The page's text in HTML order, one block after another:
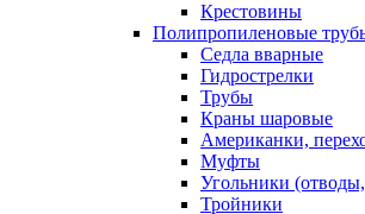
Крестовины
Полипропиленовые
Седла вварные
Гидрострелки
Трубы
Краны шаровые
Американки,
Муфты
Угольники
Тройники